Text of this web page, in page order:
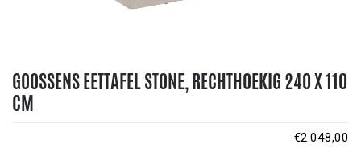
GOOSSENS EETTAFEL STONE, RECHTHOEKIG 240 X 110
CM
€2.048,00